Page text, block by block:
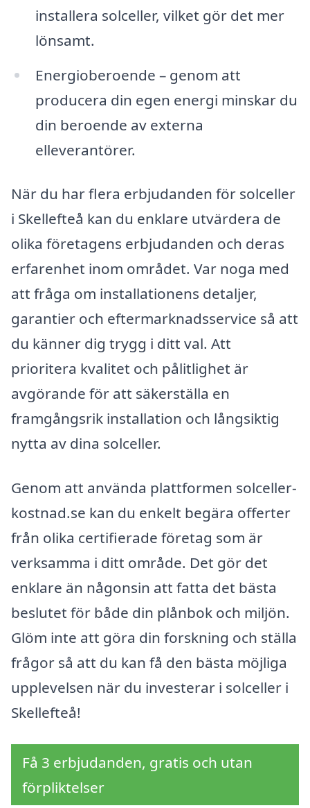
installera solceller, vilket gör det mer
lönsamt.
Energioberoende – genom att
producera din egen energi minskar du
din beroende av externa
elleverantörer.
När du har flera erbjudanden för solceller
i Skellefteå kan du enklare utvärdera de
olika företagens erbjudanden och deras
erfarenhet inom området. Var noga med
att fråga om installationens detaljer,
garantier och eftermarknadsservice så att
du känner dig trygg i ditt val. Att
prioritera kvalitet och pålitlighet är
avgörande för att säkerställa en
framgångsrik installation och långsiktig
nytta av dina solceller.
Genom att använda plattformen solceller-
kostnad.se kan du enkelt begära offerter
från olika certifierade företag som är
verksamma i ditt område. Det gör det
enklare än någonsin att fatta det bästa
beslutet för både din plånbok och miljön.
Glöm inte att göra din forskning och ställa
frågor så att du kan få den bästa möjliga
upplevelsen när du investerar i solceller i
Skellefteå!
Få 3 erbjudanden, gratis och utan
förpliktelser